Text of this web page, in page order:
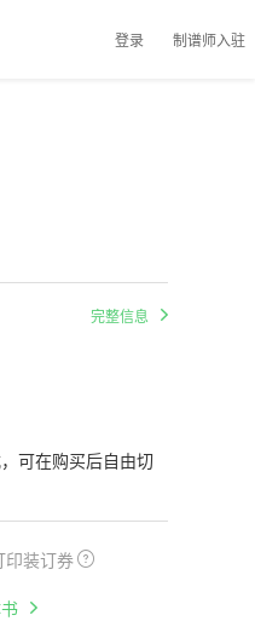
登录 制谱师入驻
完整信息
可在购买后自由切
装订券